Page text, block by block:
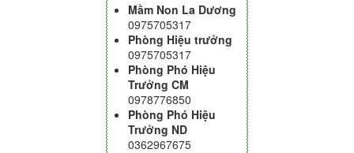
Mầm Non La Dương
0975705317
Phòng Hiệu trưởng
0975705317
Phòng Phó Hiệu
Trưởng CM
0978776850
Phòng Phó Hiệu
Trưởng ND
0362967675